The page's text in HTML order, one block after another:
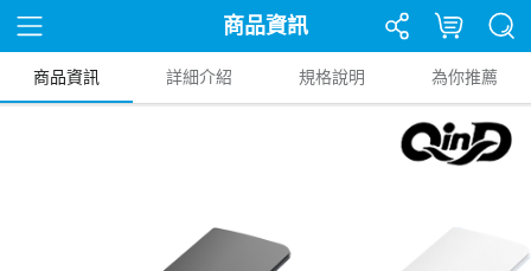
商品資訊
商品資訊 詳細介紹 規格說明 為你推薦